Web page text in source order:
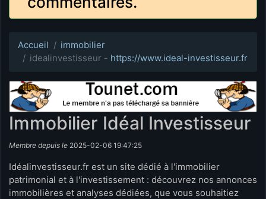
Accueil
immobilier
idealinvestisseur - https://www.ideal-investisseur.fr
Immobilier Idéal Investisseur
Membre depuis le 2025-02-06 19:47:25
Idéalinvestisseur.fr est un site dédié à l'immobilier
patrimonial et à l'investissement : découvrez nos annonces
immobilières et analyses dédiées, que vous souhaitiez